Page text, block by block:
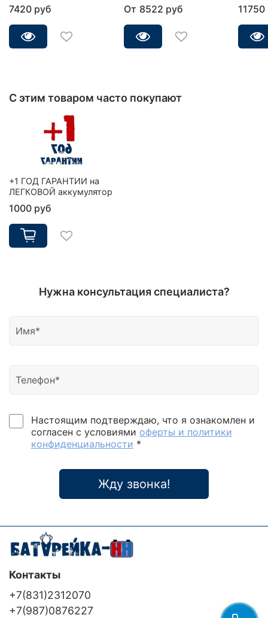
7420 руб От 8522 руб
С этим товаром часто покупают
+1 ГОД ГАРАНТИИ на
ЛЕГКОВОЙ аккумулятор
1000 руб
Нужна консультация специалиста?
Настоящим подтверждаю, что я ознакомлен и
согласен с условиями оферты и политики
конфиденциальности *
Жду звонка!
Контакты
+7(831)2312070
+7(987)0876227